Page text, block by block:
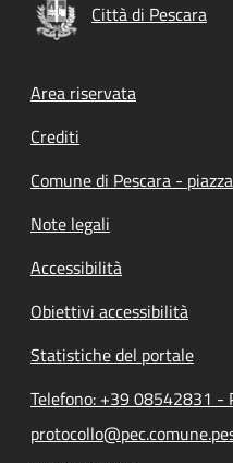
Città di Pescara
Footer menu
Area riservata
Crediti
Comune di Pescara -
Note legali
Accessibilità
Obiettivi accessibilità
Statistiche del portale
Telefono: +39 08542831 -